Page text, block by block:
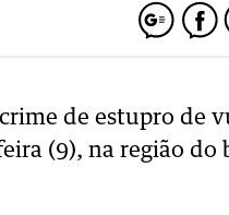
de estupro de
(9), na região do